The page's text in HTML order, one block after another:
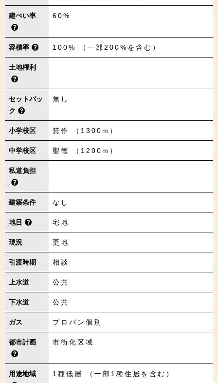
建ぺい率 60%
容積率 100% （一部200%を含む）
土地権利
セットバッ
ク
無し
小学校区 箕作 （1300m）
中学校区 聖徳 （1200m）
私道負担
建築条件 なし
地目 宅地
現況 更地
引渡時期 相談
上水道 公共
下水道 公共
ガス プロパン個別
都市計画 市街化区域
用途地域 1種低層 （一部1種住居を含む）